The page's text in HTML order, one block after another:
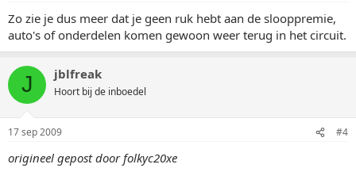
Zo zie je dus meer dat je geen ruk hebt aan de slooppremie,
auto's of onderdelen komen gewoon weer terug in het circuit.
J jblfreak
Hoort bij de inboedel
17 sep 2009 #4
origineel gepost door folkyc20xe